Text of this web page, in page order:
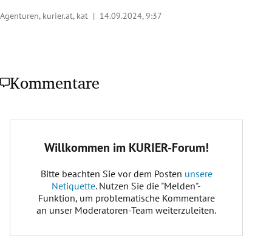
Agenturen, kurier.at, kat | 14.09.2024, 9:37
Kommentare